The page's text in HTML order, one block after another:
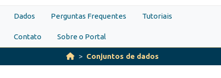
Dados Perguntas Frequentes Tutoriais
Contato Sobre o Portal
Conjuntos de dados